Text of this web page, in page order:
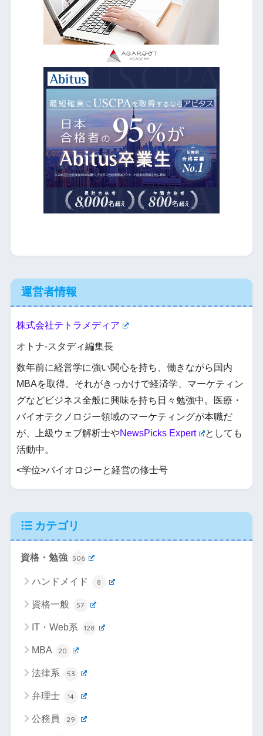
運営者情報
株式会社テトラメディア
オトナ-スタディ編集長
数年前に経営学に強い関心を持ち、働きながら国内
MBAを取得。それがきっかけで経済学、マーケティン
グなどビジネス全般に興味を持ち日々勉強中。医療・
バイオテクノロジー領域のマーケティングが本職だ
が、上級ウェブ解析士やNewsPicks Expert
としても
活動中。
<学位>バイオロジーと経営の修士号
カテゴリ
資格・勉強 506
ハンドメイド 8
資格一般 57
IT・Web系 128
MBA 20
法律系 53
弁理士 14
公務員 29